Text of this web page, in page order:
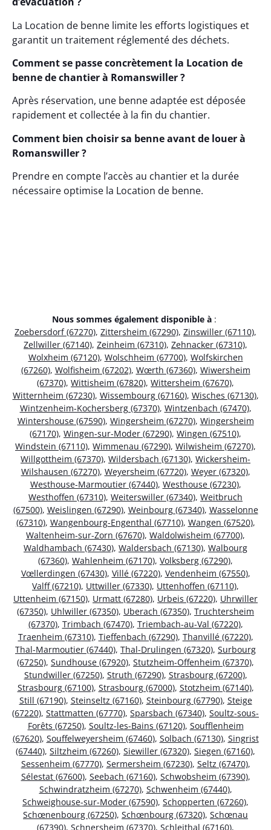
La Location de benne limite les efforts logistiques et
garantit un traitement réglementé des déchets.
Comment se passe concrètement la Location de
benne de chantier à Romanswiller ?
Après réservation, une benne adaptée est déposée
rapidement et collectée à la fin du chantier.
Comment bien choisir sa benne avant de louer à
Romanswiller ?
Prendre en compte l’accès au chantier et la durée
nécessaire optimise la Location de benne.
Nous sommes également disponible à :
Zoebersdorf (67270), Zittersheim (67290), Zinswiller (67110),
Zellwiller (67140), Zeinheim (67310), Zehnacker (67310),
Wolxheim (67120), Wolschheim (67700), Wolfskirchen
(67260), Wolfisheim (67202), Wœrth (67360), Wiwersheim
(67370), Wittisheim (67820), Wittersheim (67670),
Witternheim (67230), Wissembourg (67160), Wisches (67130),
Wintzenheim-Kochersberg (67370), Wintzenbach (67470),
Wintershouse (67590), Wingersheim (67270), Wingersheim
(67170), Wingen-sur-Moder (67290), Wingen (67510),
Windstein (67110), Wimmenau (67290), Wilwisheim (67270),
Willgottheim (67370), Wildersbach (67130), Wickersheim-
Wilshausen (67270), Weyersheim (67720), Weyer (67320),
Westhouse-Marmoutier (67440), Westhouse (67230),
Westhoffen (67310), Weiterswiller (67340), Weitbruch
(67500), Weislingen (67290), Weinbourg (67340), Wasselonne
(67310), Wangenbourg-Engenthal (67710), Wangen (67520),
Waltenheim-sur-Zorn (67670), Waldolwisheim (67700),
Waldhambach (67430), Waldersbach (67130), Walbourg
(67360), Wahlenheim (67170), Volksberg (67290),
Vœllerdingen (67430), Villé (67220), Vendenheim (67550),
Valff (67210), Uttwiller (67330), Uttenhoffen (67110),
Uttenheim (67150), Urmatt (67280), Urbeis (67220), Uhrwiller
(67350), Uhlwiller (67350), Uberach (67350), Truchtersheim
(67370), Trimbach (67470), Triembach-au-Val (67220),
Traenheim (67310), Tieffenbach (67290), Thanvillé (67220),
Thal-Marmoutier (67440), Thal-Drulingen (67320), Surbourg
(67250), Sundhouse (67920), Stutzheim-Offenheim (67370),
Stundwiller (67250), Struth (67290), Strasbourg (67200),
Strasbourg (67100), Strasbourg (67000), Stotzheim (67140),
Still (67190), Steinseltz (67160), Steinbourg (67790), Steige
(67220), Stattmatten (67770), Sparsbach (67340), Soultz-sous-
Forêts (67250), Soultz-les-Bains (67120), Soufflenheim
(67620), Souffelweyersheim (67460), Solbach (67130), Singrist
(67440), Siltzheim (67260), Siewiller (67320), Siegen (67160),
Sessenheim (67770), Sermersheim (67230), Seltz (67470),
Sélestat (67600), Seebach (67160), Schwobsheim (67390),
Schwindratzheim (67270), Schwenheim (67440),
Schweighouse-sur-Moder (67590), Schopperten (67260),
Schœnenbourg (67250), Schœnbourg (67320), Schœnau
(67390), Schnersheim (67370), Schleithal (67160),